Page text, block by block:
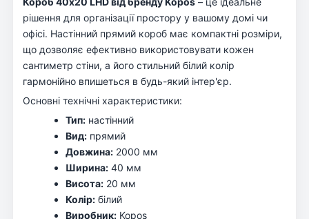
рішення для організації простору у вашому домі чи
офісі. Настінний прямий короб має компактні розміри,
що дозволяє ефективно використовувати кожен
сантиметр стіни, а його стильний білий колір
гармонійно впишеться в будь-який інтер'єр.
Основні технічні характеристики:
Тип: настінний
Вид: прямий
Довжина: 2000 мм
Ширина: 40 мм
Висота: 20 мм
Колір: білий
Виробник: Kopos